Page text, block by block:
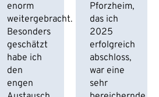
enorm
weitergebracht.
Besonders
geschätzt
habe ich
den
engen
Pforzheim,
das ich
2025
erfolgreich
abschloss,
war eine
sehr